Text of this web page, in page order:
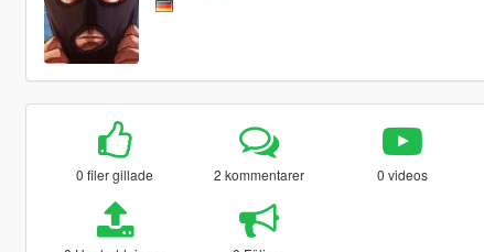
0 filer gillade 2 kommentarer 0 videos